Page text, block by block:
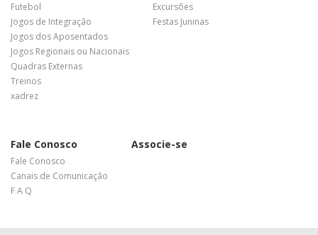
Futebol
Jogos de Integração
Jogos dos Aposentados
Jogos Regionais ou Nacionais
Quadras Externas
Treinos
xadrez
Excursões
Festas Juninas
Fale Conosco
Fale Conosco
Canais de Comunicação
F A Q
Associe-se